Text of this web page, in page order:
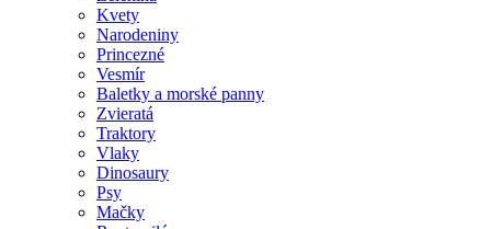
Kvety
Narodeniny
Princezné
Vesmír
Baletky a morské panny
Zvieratá
Traktory
Vlaky
Dinosaury
Psy
Mačky